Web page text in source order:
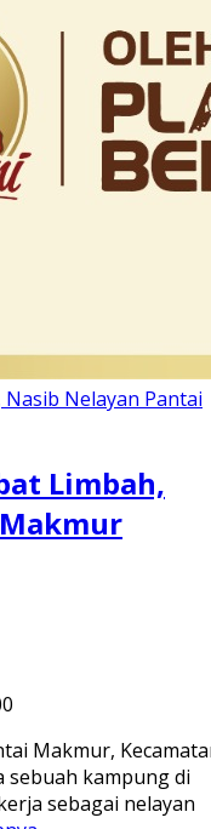
Limbah,
Makmur,
sebuah kampung di
sebagai nelayan